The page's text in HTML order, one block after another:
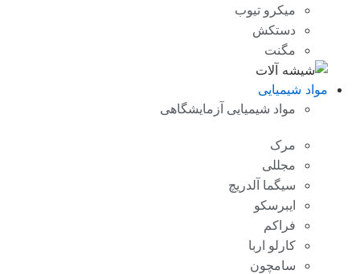
میکرو تیوب
دستکش
مگنت
مواد شیمیایی
مواد شیمیایی آزمایشگاهی
مرک
مجللی
سیگما آلدریچ
ایبرسکو
فراکم
کارلو اربا
سامچون